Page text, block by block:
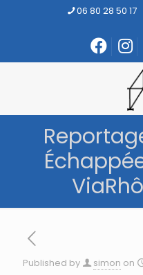
06 80 28 50 17
Published by simon on